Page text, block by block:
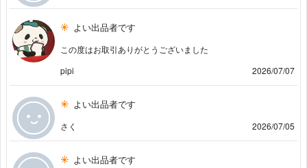
よい出品者です
この度はお取引ありがとうございました
pipi
2026/07/07
よい出品者です
さく 2026/07/05
よい出品者です